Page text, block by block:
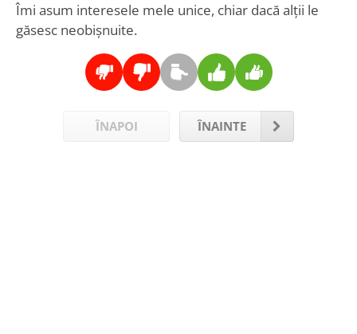
Îmi asum interesele mele unice, chiar dacă alții le
găsesc neobișnuite.
ÎNAPOI ÎNAINTE